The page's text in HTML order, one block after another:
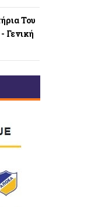
Του
Γενική